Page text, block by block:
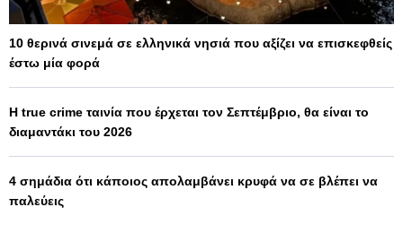
10 θερινά σινεμά σε ελληνικά νησιά που αξίζει να επισκεφθείς
έστω μία φορά
Η true crime ταινία που έρχεται τον Σεπτέμβριο, θα είναι το
διαμαντάκι του 2026
4 σημάδια ότι κάποιος απολαμβάνει κρυφά να σε βλέπει να
παλεύεις